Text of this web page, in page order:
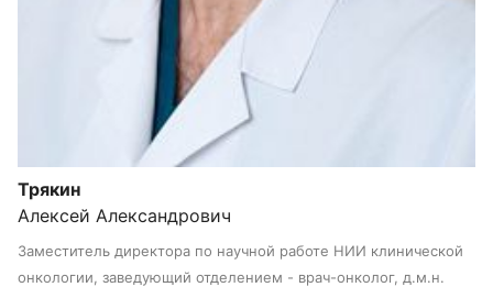
Трякин
Алексей Александрович
Заместитель директора по научной работе НИИ клинической
онкологии, заведующий отделением - врач-онколог, д.м.н.